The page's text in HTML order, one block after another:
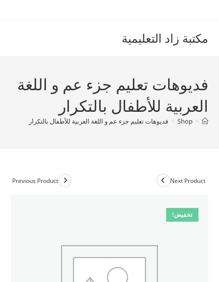
مكتبة زاد التعليمية
فديوهات تعليم جزء عم و اللغة
العربية للأطفال بالتكرار
>
Shop
> فديوهات تعليم جزء عم و اللغة العربية للأطفال بالتكرار
تخفيض!
Previous Product Next Product